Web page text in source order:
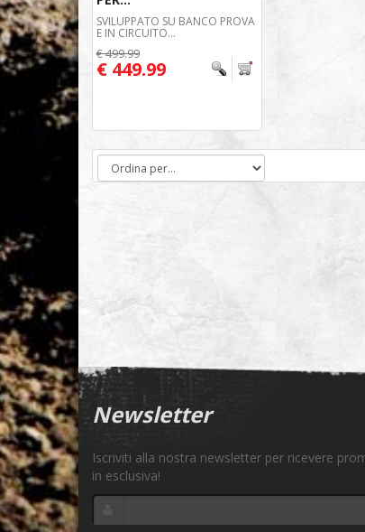
SVILUPPATO SU BANCO PROVA
E IN CIRCUITO...
€ 499.99
€ 449.99
Newsletter
Iscriviti alla nostra newsletter per ricevere
in esclusiva!